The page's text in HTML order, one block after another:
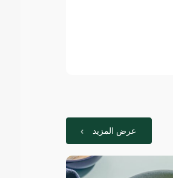
عرض المزيد